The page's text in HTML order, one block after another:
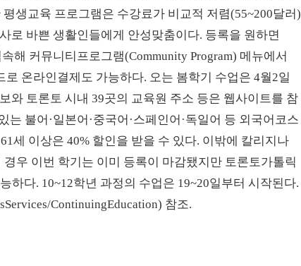
생교육 프로그램은 수강료가 비교적 저렴(55~200달러)
로 바쁜 생활인들에게 안성맞춤이다. 등록을 원하면
해 커뮤니티프로그램(Community Program) 메뉴에서
온라인결제도 가능하다. 오는 봄학기 수업은 4월2일
와 토론토 시내 39곳의 교육원 주소 등은 웹사이트를 참
불어·일본어·중국어·스페인어·독일어 등 외국어코스
세 이상은 40% 할인을 받을 수 있다. 이밖에 칼리지나
우 이번 학기는 이미 등록이 마감됐지만 토론토가톨릭
하다. 10~12학년 과정의 수업은 19~20일부터 시작된다.
ContinuingEducation) 참조.